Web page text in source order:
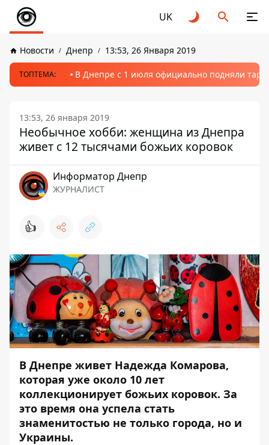
UK
Новости Днепр 13:53, 26 Января 2019
ТОПТЕМА: В Днепре с 1 июля официально подняли
13:53, 26 января 2019
Необычное хобби: женщина из Днепра
живет с 12 тысячами божьих коровок
Информатор Днепр
ЖУРНАЛИСТ
👍
В Днепре живет Надежда Комарова,
которая уже около 10 лет
коллекционирует божьих коровок. За
это время она успела стать
знаменитостью не только города, но и
Украины.